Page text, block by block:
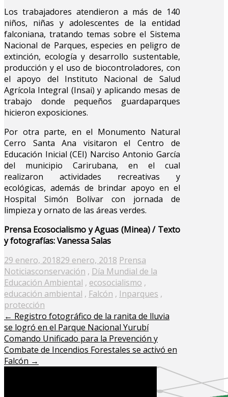
Los trabajadores atendieron a más de 140
niños, niñas y adolescentes de la entidad
falconiana, tratando temas sobre el Sistema
Nacional de Parques, especies en peligro de
extinción, ecología y desarrollo sustentable,
producción y el uso de biocontroladores, con
el apoyo del Instituto Nacional de Salud
Agrícola Integral (Insai) y aplicando mesas de
trabajo donde pequeños guardaparques
hicieron exposiciones.
Por otra parte, en el Monumento Natural
Cerro Santa Ana visitaron el Centro de
Educación Inicial (CEI) Narciso Antonio García
del municipio Carirubana, en el cual
realizaron actividades recreativas y
ecológicas, además de brindar apoyo en el
Hospital Simón Bolívar con jornada de
limpieza y ornato de las áreas verdes.
Prensa Ecosocialismo y Aguas (Minea) / Texto
y fotografías: Vanessa Salas
Posted
on
29 enero, 201829 enero, 2018 Prensa
Noticiasconservación , Día Mundial de la
Educación Ambiental , ecosocialismo ,
educación ambiental , Falcón , Inparques ,
protección
← Registro fotográfico de la ranita de lluvia
se logró en el Parque Nacional Yurubí
Comando Unificado para la Prevención y
Combate de Incendios Forestales se activó en
Falcón →